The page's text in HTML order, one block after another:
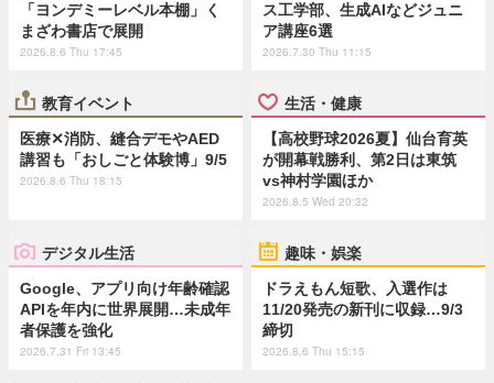
「ヨンデミーレベル本棚」く
まざわ書店で展開
2026.8.6 Thu 17:45
ス工学部、生成AIなどジュニ
ア講座6選
2026.7.30 Thu 11:15
教育イベント
医療✕消防、縫合デモやAED
講習も「おしごと体験博」9/5
2026.8.6 Thu 18:15
生活・健康
【高校野球2026夏】仙台育英
が開幕戦勝利、第2日は東筑
vs神村学園ほか
2026.8.5 Wed 20:32
デジタル生活
Google、アプリ向け年齢確認
APIを年内に世界展開…未成年
者保護を強化
2026.7.31 Fri 13:45
趣味・娯楽
ドラえもん短歌、入選作は
11/20発売の新刊に収録…9/3
締切
2026.8.6 Thu 15:15